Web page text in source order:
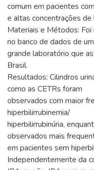
comum em pacientes
e altas concentrações de
Materiais e Métodos:
no banco de dados de um
grande laboratório que
Brasil.
Resultados: Cilindros
como as CETRs foram
observados com maior
hiperbilirrubinemia/
hiperbilirrubinúria,
observados mais
em pacientes sem
Independentemente da